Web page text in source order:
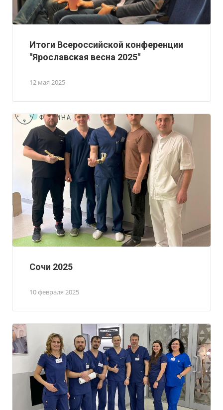
12 мая 2025
Итоги Всероссийской конференции
"Ярославская весна 2025"
10 февраля 2025
Сочи 2025